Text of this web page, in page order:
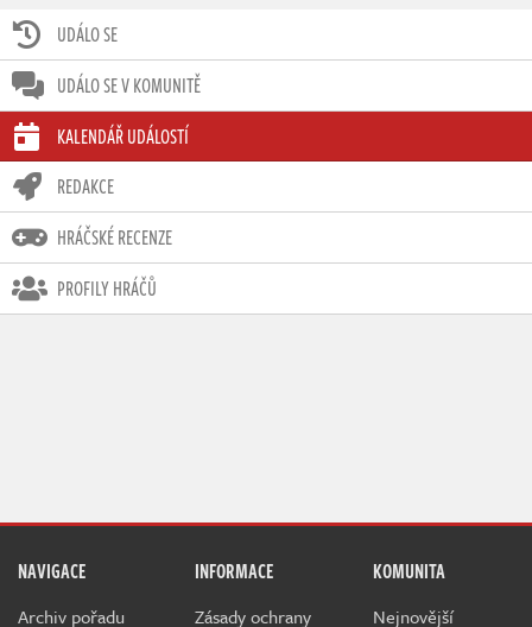
UDÁLO SE
UDÁLO SE V KOMUNITĚ
KALENDÁŘ UDÁLOSTÍ
REDAKCE
HRÁČSKÉ RECENZE
PROFILY HRÁČŮ
NAVIGACE
Archiv pořadu
INFORMACE
Zásady ochrany
KOMUNITA
Nejnovější